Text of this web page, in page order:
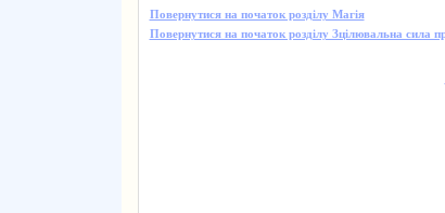
Повернутися на початок розділу Магія
Повернутися на початок розділу Зцілювальна сила